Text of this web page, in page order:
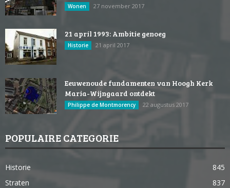
Wonen 27 november 2017
21 april 1993: Ambitie genoeg
Historie 21 april 2017
Eeuwenoude fundamenten van Hoogh Kerk
Maria-Wijngaard ontdekt
Philippe de Montmorency 22 augustus 2017
POPULAIRE CATEGORIE
Historie
845
Straten
837